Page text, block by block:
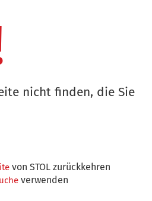
nicht finden, die Sie
von STOL zurückkehren
verwenden